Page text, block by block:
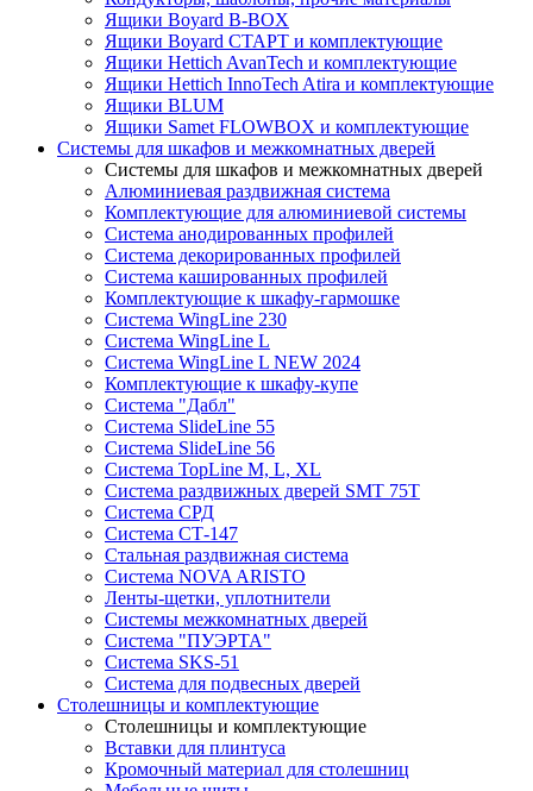
Ящики Boyard B-BOX
Ящики Boyard СТАРТ и комплектующие
Ящики Hettich AvanTech и комплектующие
Ящики Hettich InnoTech Atira и комплектующие
Ящики BLUM
Ящики Samet FLOWBOX и комплектующие
Системы для шкафов и межкомнатных дверей
Системы для шкафов и межкомнатных дверей
Алюминиевая раздвижная система
Комплектующие для алюминиевой системы
Система анодированных профилей
Система декорированных профилей
Система кашированных профилей
Комплектующие к шкафу-гармошке
Система WingLine 230
Система WingLine L
Система WingLine L NEW 2024
Комплектующие к шкафу-купе
Система "Дабл"
Система SlideLine 55
Система SlideLine 56
Система TopLine M, L, XL
Система раздвижных дверей SMT 75T
Система СРД
Система СТ-147
Стальная раздвижная система
Система NOVA ARISTO
Ленты-щетки, уплотнители
Системы межкомнатных дверей
Система "ПУЭРТА"
Система SKS-51
Система для подвесных дверей
Столешницы и комплектующие
Столешницы и комплектующие
Вставки для плинтуса
Кромочный материал для столешниц